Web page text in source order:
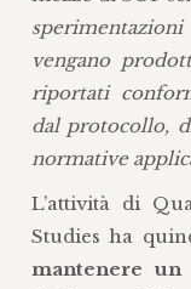
vengano
riportati
dal protocollo,
normative
L’attività di
Studies ha
mantenere un